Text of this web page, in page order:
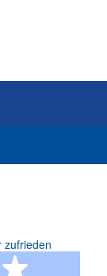
zufrieden